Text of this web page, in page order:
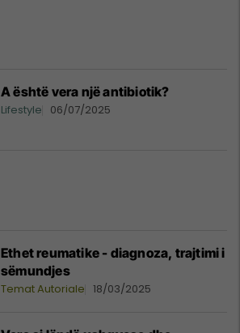
A është vera një antibiotik?
Lifestyle 06/07/2025
Ethet reumatike - diagnoza, trajtimi i
sëmundjes
Temat Autoriale 18/03/2025